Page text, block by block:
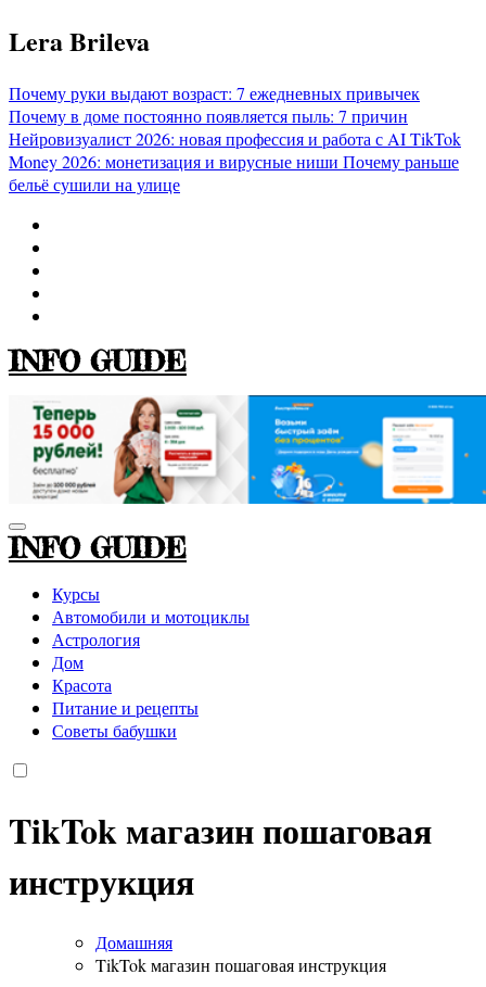
Перейти
к
Lera Brileva
Почему руки выдают возраст: 7 ежедневных привычек
Почему в доме постоянно появляется пыль: 7 причин
Нейровизуалист 2026: новая профессия и работа с AITikTok
Money 2026: монетизация и вирусные ниши Почему раньше
бельё сушили на улице
INFO GUIDE
INFO GUIDE
Курсы
Автомобили и мотоциклы
Астрология
Дом
Красота
Питание и рецепты
Советы бабушки
TikTok магазин пошаговая
инструкция
Домашняя
TikTok магазин пошаговая инструкция